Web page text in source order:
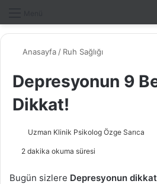
Anasayfa / Ruh Sağlığı
Depresyonun 9
Dikkat!
Uzman Klinik Psikolog Özge Sarıca
e
2 dakika okuma süresi
Bugün sizlere Depresyonun